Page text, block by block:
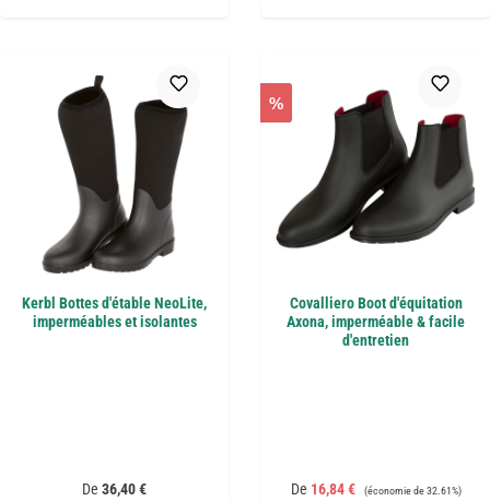
Kerbl Bottes d'étable NeoLite,
imperméables et isolantes
Prix régulier :
De 36,40 €
%
Covalliero Boot d'équitation
Axona, imperméable & facile
d'entretien
Prix de vente :
De 16,84 € Prix régulier :
(économie de 32.61%)